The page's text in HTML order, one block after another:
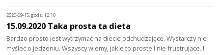
2020-09-15, godz. 12:10
15.09.2020 Taka prosta ta dieta
Bardzo prosto jest wytrzymać na diecie odchudzające. Wystarczy nie
myśleć o jedzeniu. Wszyscy wiemy, jakie to proste i nie frustrujące. I